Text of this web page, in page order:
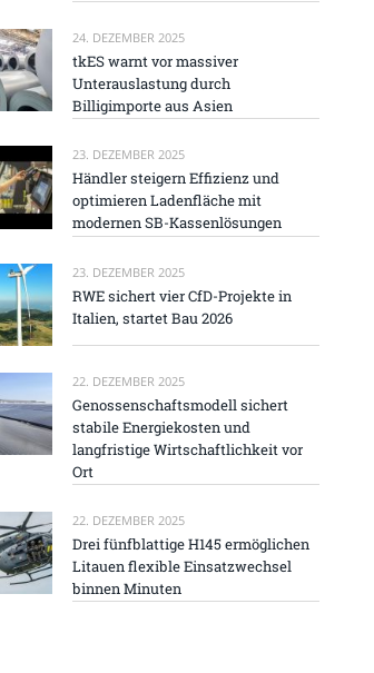
24. DEZEMBER 2025
tkES warnt vor massiver
Unterauslastung durch
Billigimporte aus Asien
23. DEZEMBER 2025
Händler steigern Effizienz und
optimieren Ladenfläche mit
modernen SB-Kassenlösungen
23. DEZEMBER 2025
RWE sichert vier CfD-Projekte in
Italien, startet Bau 2026
22. DEZEMBER 2025
Genossenschaftsmodell sichert
stabile Energiekosten und
langfristige Wirtschaftlichkeit vor
Ort
22. DEZEMBER 2025
Drei fünfblattige H145 ermöglichen
Litauen flexible Einsatzwechsel
binnen Minuten